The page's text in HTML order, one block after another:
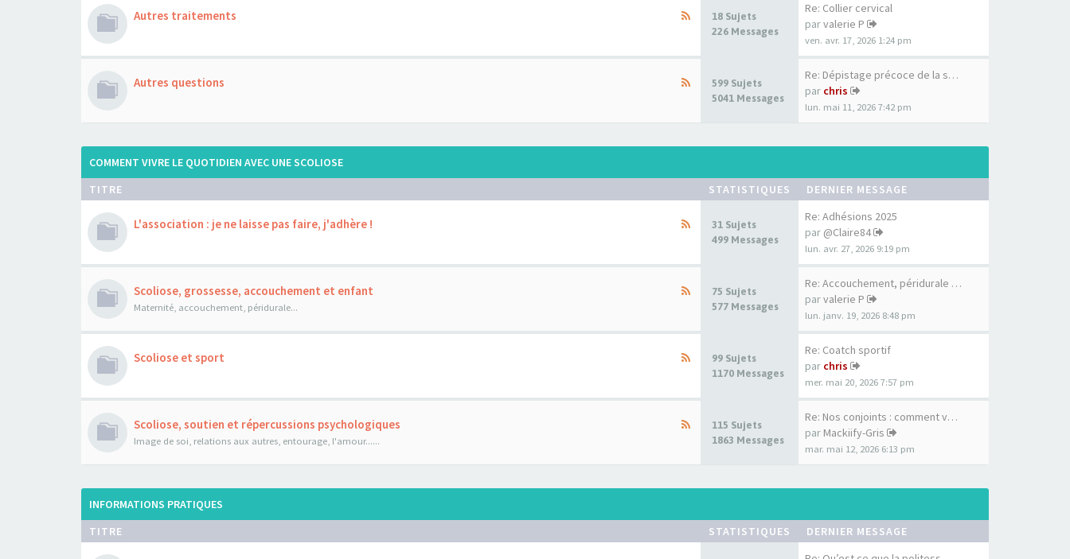
Autres traitements
18 Sujets
226 Messages
Re: Collier cervical
parvalerie P
ven. avr. 17, 2026 1:24 pm
Autres questions
599 Sujets
5041 Messages
Re: Dépistage précoce de la s…
par chris
lun. mai 11, 2026 7:42 pm
COMMENT VIVRE LE QUOTIDIEN AVEC UNE SCOLIOSE
TITRE
STATISTIQUES DERNIER MESSAGE
L'association : je ne laisse pas faire, j'adhère !
31 Sujets
499 Messages
Re: Adhésions 2025
par @Claire84
lun. avr. 27, 2026 9:19 pm
Scoliose, grossesse, accouchement et enfant
Maternité, accouchement, péridurale...
75 Sujets
577 Messages
Re: Accouchement, péridurale …
parvalerie P
lun. janv. 19, 2026 8:48 pm
Scoliose et sport
99 Sujets
1170 Messages
Re: Coatch sportif
par chris
mer. mai 20, 2026 7:57 pm
Scoliose, soutien et répercussions psychologiques
Image de soi, relations aux autres, entourage, l'amour......
115 Sujets
1863 Messages
Re: Nos conjoints : comment v…
par Mackiify-Gris
mar. mai 12, 2026 6:13 pm
INFORMATIONS PRATIQUES
TITRE
STATISTIQUES DERNIER MESSAGE